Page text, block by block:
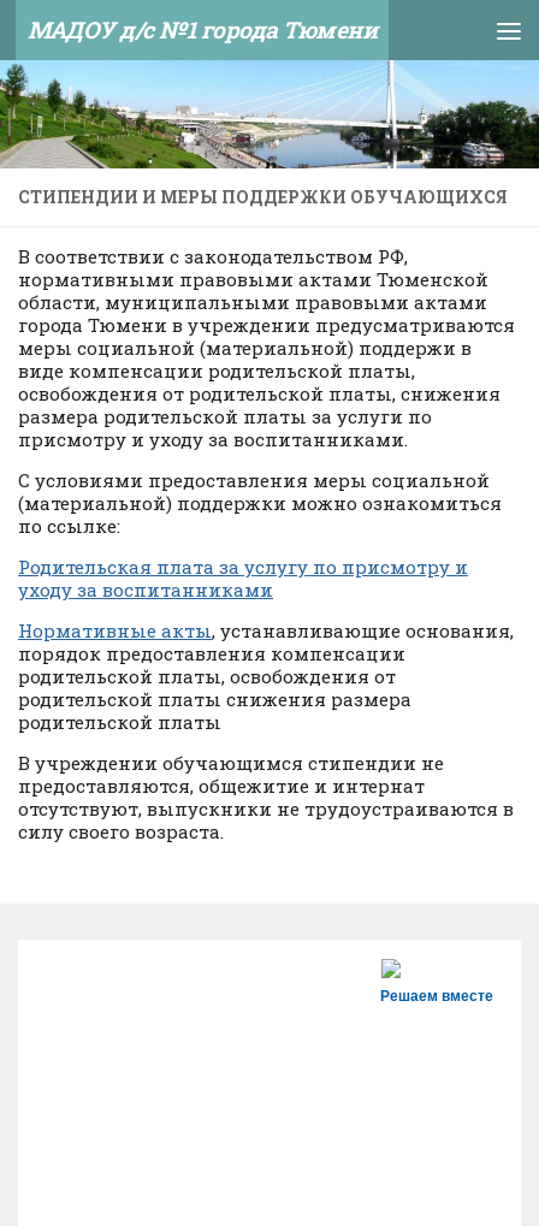
Skip to content
МАДОУ д/с №1 города Тюмени
СТИПЕНДИИ И МЕРЫ ПОДДЕРЖКИ ОБУЧАЮЩИХСЯ
В соответствии с законодательством РФ,
нормативными правовыми актами Тюменской
области, муниципальными правовыми актами
города Тюмени в учреждении предусматриваются
меры социальной (материальной) поддержи в
виде компенсации родительской платы,
освобождения от родительской платы, снижения
размера родительской платы за услуги по
присмотру и уходу за воспитанниками.
С условиями предоставления меры социальной
(материальной) поддержки можно ознакомиться
по ссылке:
Родительская плата за услугу по присмотру и
уходу за воспитанниками
Нормативные акты, устанавливающие основания,
порядок предоставления компенсации
родительской платы, освобождения от
родительской платы снижения размера
родительской платы
В учреждении обучающимся стипендии не
предоставляются, общежитие и интернат
отсутствуют, выпускники не трудоустраиваются в
силу своего возраста.
Решаем вместе